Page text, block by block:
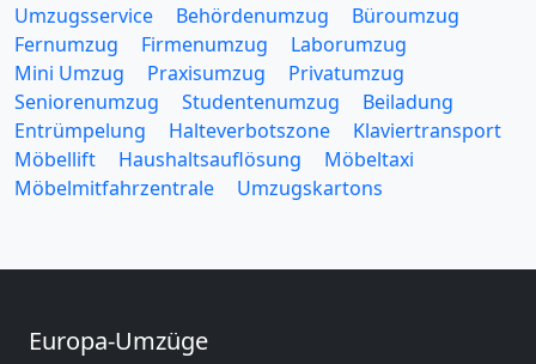
Umzugsservice Behördenumzug
Büroumzug
Fernumzug
Firmenumzug
Laborumzug
Mini Umzug
Praxisumzug
Privatumzug
Seniorenumzug
Studentenumzug
Beiladung
Entrümpelung
Halteverbotszone
Klaviertransport
Möbellift
Haushaltsauflösung
Möbeltaxi
Möbelmitfahrzentrale
Umzugskartons
Europa-Umzüge